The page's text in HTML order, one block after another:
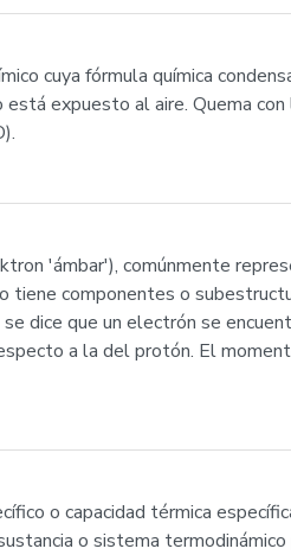
cuya fórmula química
expuesto al aire. Quema
'ámbar'), comúnmente
componentes o
dice que un electrón se
a la del protón. El
o capacidad térmica
o sistema